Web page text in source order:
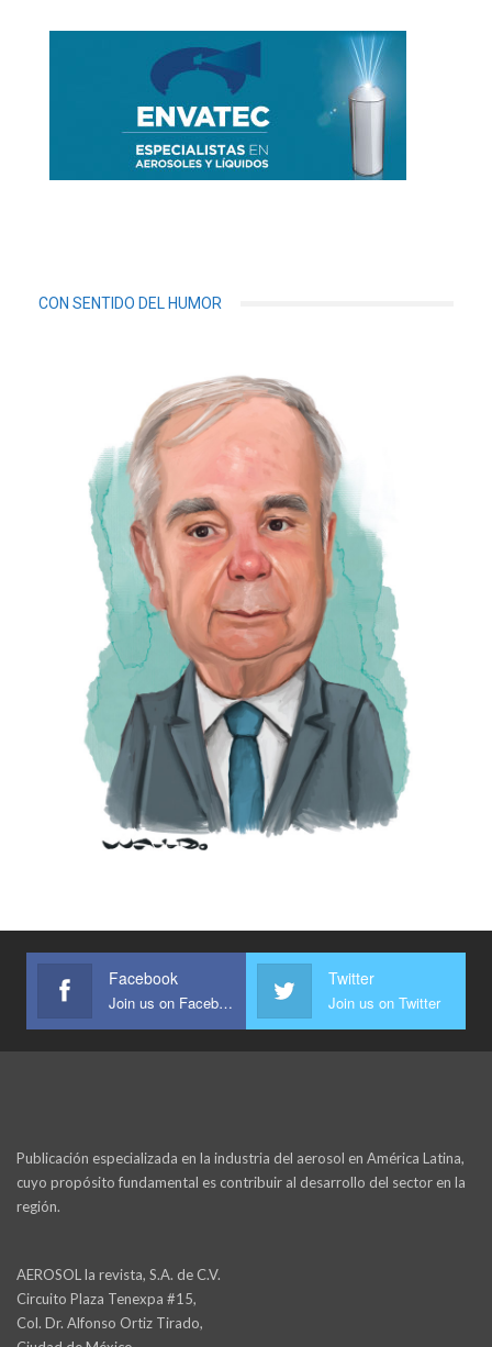
CON SENTIDO DEL HUMOR
Facebook
Join us on Facebook
Twitter
Join us on Twitter
Publicación especializada en la industria del aerosol en América Latina,
cuyo propósito fundamental es contribuir al desarrollo del sector en la
región.
AEROSOL la revista, S.A. de C.V.
Circuito Plaza Tenexpa #15,
Col. Dr. Alfonso Ortiz Tirado,